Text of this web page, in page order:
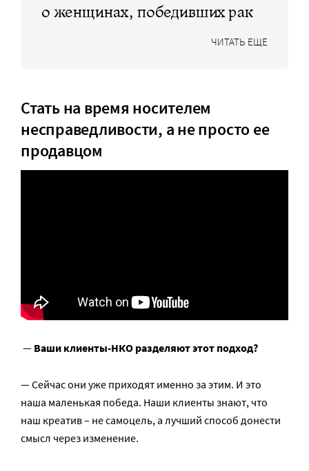
о женщинах, победивших рак
ЧИТАТЬ ЕЩЕ
Стать на время носителем
несправедливости, а не просто ее
продавцом
— Ваши клиенты-НКО разделяют этот подход?
— Сейчас они уже приходят именно за этим. И это
наша маленькая победа. Наши клиенты знают, что
наш креатив – не самоцель, а лучший способ донести
смысл через изменение.